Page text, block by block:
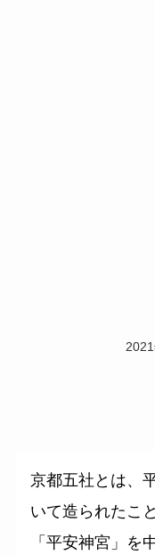
京都五社とは、
いて造られたこ
「平安神宮」を